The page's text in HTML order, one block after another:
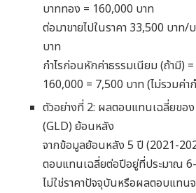
บาททอง = 160,000 บาท
ต่อมาขายไปในราคา 33,500 บาท
บาท
กำไรก่อนหักค่าธรรมเนียม (ถ้ามี)
160,000 = 7,500 บาท (ไม่รวมค่า
ตัวอย่างที่ 2: ผลตอบแทนเฉลี่ยขอ
(GLD) ย้อนหลัง
จากข้อมูลย้อนหลัง 5 ปี (2021-
ตอบแทนเฉลี่ยต่อปีอยู่ที่ประมาณ 6-
ไม่ใช่ราคาปัจจุบันหรือผลตอบแทน